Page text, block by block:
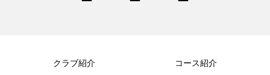
クラブ紹介 コース紹介